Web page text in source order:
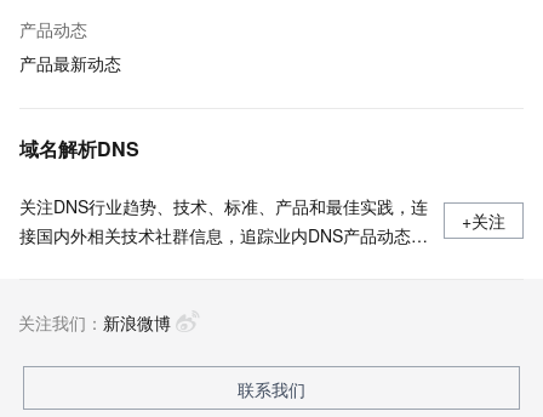
产品动态
产品最新动态
域名解析DNS
关注DNS行业趋势、技术、标准、产品和最佳实践，连
接国内外相关技术社群信息，追踪业内DNS产品动态，
+关注
关注我们： 新浪微博
联系我们